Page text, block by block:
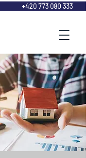
+420 773 080 333